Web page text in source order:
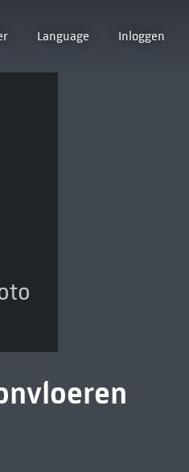
Language Inloggen